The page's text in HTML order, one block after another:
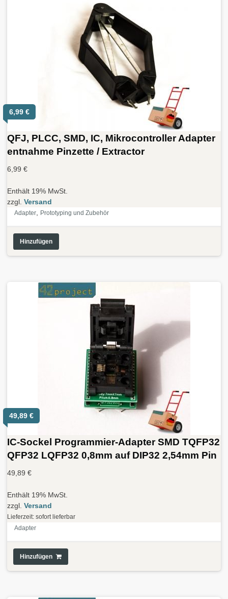
6,99 €
QFJ, PLCC, SMD, IC, Mikrocontroller Adapter
entnahme Pinzette / Extractor
6,99 €
Enthält 19% MwSt.
zzgl. Versand
Adapter, Prototyping und Zubehör
Hinzufügen
49,89 €
IC-Sockel Programmier-Adapter SMD TQFP32
QFP32 LQFP32 0,8mm auf DIP32 2,54mm Pin
49,89 €
Enthält 19% MwSt.
zzgl. Versand
Lieferzeit: sofort lieferbar
Adapter
Hinzufügen